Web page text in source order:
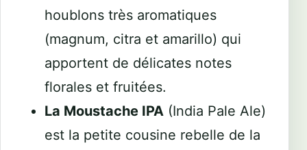
houblons très aromatiques
(magnum, citra et amarillo) qui
apportent de délicates notes
florales et fruitées.
La Moustache IPA (India Pale Ale)
est la petite cousine rebelle de la